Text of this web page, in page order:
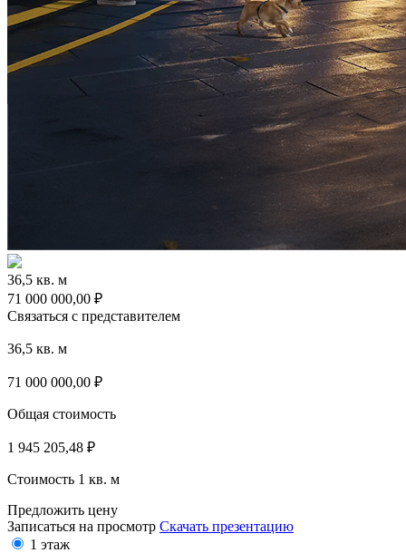
36,5 кв. м
71 000 000,00 ₽
Связаться с представителем
36,5 кв. м
71 000 000,00 ₽
Общая стоимость
1 945 205,48 ₽
Стоимость 1 кв. м
Предложить цену
Записаться на просмотр Скачать презентацию
1 этаж